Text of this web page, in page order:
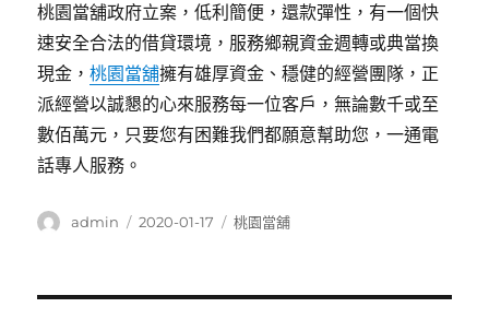
桃園當舖政府立案，低利簡便，還款彈性，有一個快
速安全合法的借貸環境，服務鄉親資金週轉或典當換
現金，桃園當舖擁有雄厚資金、穩健的經營團隊，正
派經營以誠懇的心來服務每一位客戶，無論數千或至
數佰萬元，只要您有困難我們都願意幫助您，一通電
話專人服務。
作
admin
發
2020-01-17
分
桃園當舖